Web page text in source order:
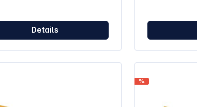
Details
%